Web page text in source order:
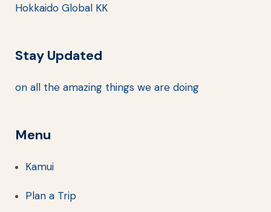
Hokkaido Global KK
Stay Updated
on all the amazing things we are doing
Menu
Kamui
Plan a Trip